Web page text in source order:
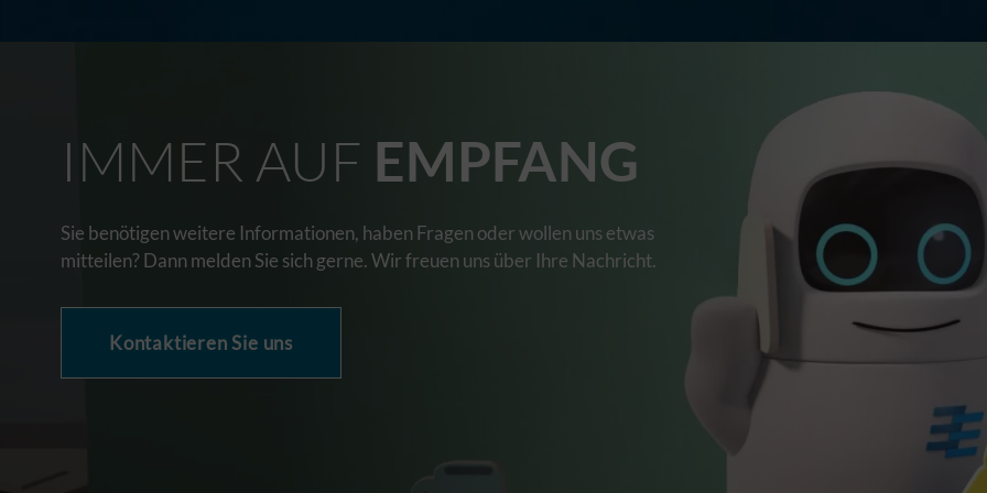
IMMER AUF EMPFANG
Sie benötigen weitere Informationen, haben Fragen oder wollen uns etwas
mitteilen? Dann melden Sie sich gerne. Wir freuen uns über Ihre Nachricht.
Kontaktieren Sie uns